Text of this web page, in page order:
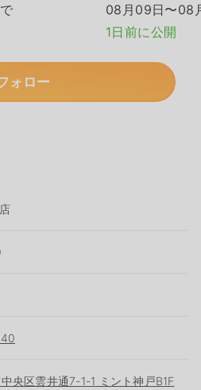
08月09日〜08
1日前に公開
ォロー
央区雲井通7-1-1 ミント神戸B1F